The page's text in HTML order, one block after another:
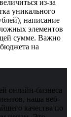
из-за
уникального
написание
элементов
сумме. Важно
на
онлайн-бизнеса
наша веб-
качества по